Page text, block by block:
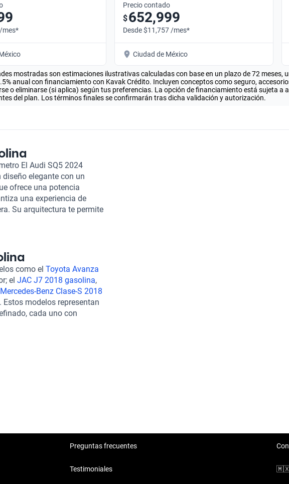
mes*
Precio contado
$652,999
Desde $11,757 /mes*
Ciudad de México
mostradas son estimaciones ilustrativas calculadas con base en un plazo de 72 meses,
anual con financiamiento con Kavak Crédito. Incluyen conceptos como seguro,
o eliminarse (si aplica) según tus preferencias. La opción de financiamiento está sujeta a
del plan. Los términos finales se confirmarán tras dicha validación y autorización.
El Audi SQ5 2024
elegante con un
ofrece una potencia
una experiencia de
Su arquitectura te permite
en el compañero
su espacioso
que cada viaje sea
solo lo mejor. Por eso, todos
inspección en más de
Además, ofrecemos
ajustan a tus necesidades
de adquirir tu Audi SQ5 es
como el Toyota Avanza
el JAC J7 2018 gasolina,
Mercedes-Benz Clase-S 2018
modelos representan
cada uno con
Preguntas frecuentes
Testimoniales